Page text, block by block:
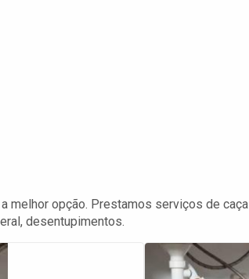
melhor opção. Prestamos serviços de caça
desentupimentos.